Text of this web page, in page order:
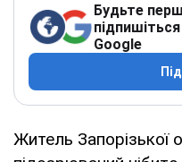
Будьте
Google
Житель Запорізької